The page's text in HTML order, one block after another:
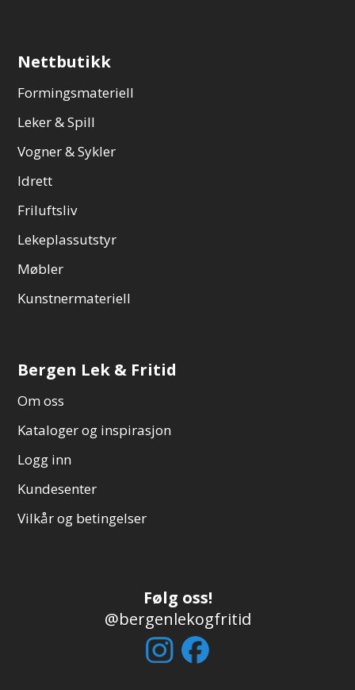
Nettbutikk
Formingsmateriell
Leker & Spill
Vogner & Sykler
Idrett
Friluftsliv
Lekeplassutstyr
Møbler
Kunstnermateriell
Bergen Lek & Fritid
Om oss
Kataloger og inspirasjon
Logg inn
Kundesenter
Vilkår og betingelser
Følg oss!
@bergenlekogfritid